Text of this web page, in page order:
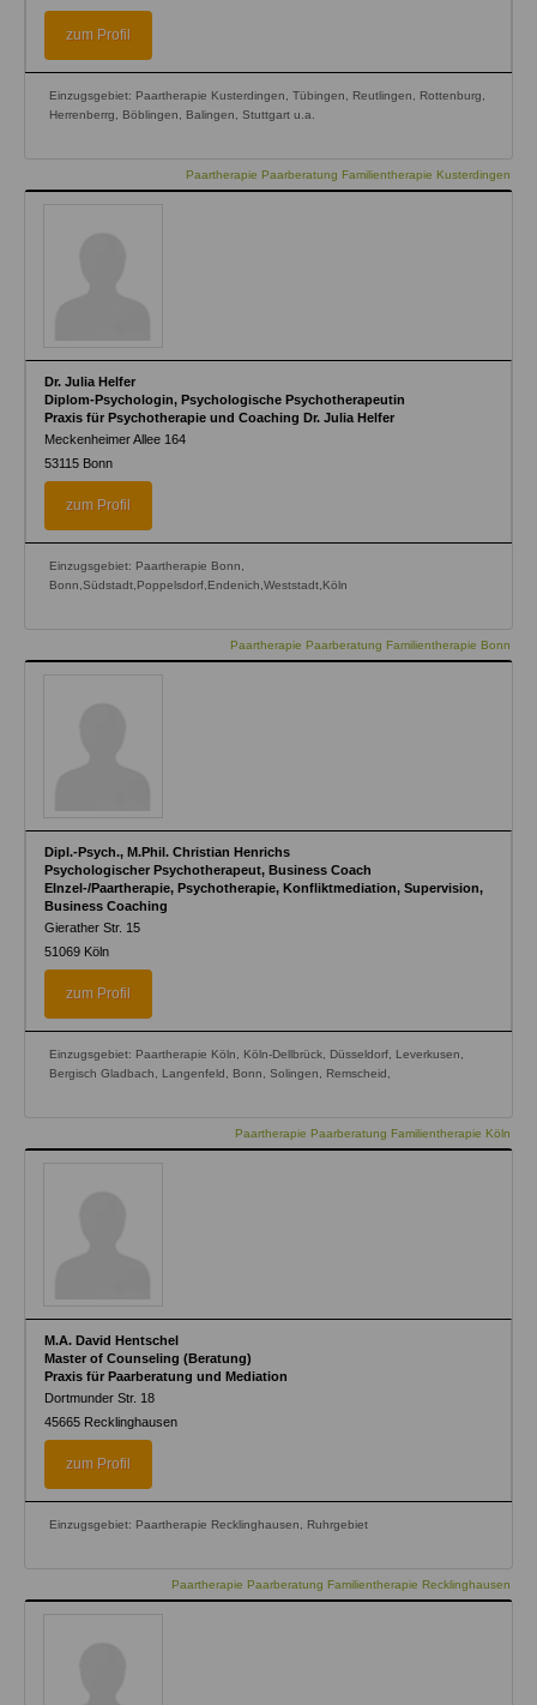
zum Profil
Einzugsgebiet: Paartherapie Kusterdingen, Tübingen, Reutlingen, Rottenburg,
Herrenberrg, Böblingen, Balingen, Stuttgart u.a.
Paartherapie Paarberatung Familientherapie Kusterdingen
Dr. Julia Helfer
Diplom-Psychologin, Psychologische Psychotherapeutin
Praxis für Psychotherapie und Coaching Dr. Julia Helfer
Meckenheimer Allee 164
53115 Bonn
zum Profil
Einzugsgebiet: Paartherapie Bonn,
Bonn,Südstadt,Poppelsdorf,Endenich,Weststadt,Köln
Paartherapie Paarberatung Familientherapie Bonn
Dipl.-Psych., M.Phil. Christian Henrichs
Psychologischer Psychotherapeut, Business Coach
EInzel-/Paartherapie, Psychotherapie, Konfliktmediation, Supervision,
Business Coaching
Gierather Str. 15
51069 Köln
zum Profil
Einzugsgebiet: Paartherapie Köln, Köln-Dellbrück, Düsseldorf, Leverkusen,
Bergisch Gladbach, Langenfeld, Bonn, Solingen, Remscheid,
Paartherapie Paarberatung Familientherapie Köln
M.A. David Hentschel
Master of Counseling (Beratung)
Praxis für Paarberatung und Mediation
Dortmunder Str. 18
45665 Recklinghausen
zum Profil
Einzugsgebiet: Paartherapie Recklinghausen, Ruhrgebiet
Paartherapie Paarberatung Familientherapie Recklinghausen